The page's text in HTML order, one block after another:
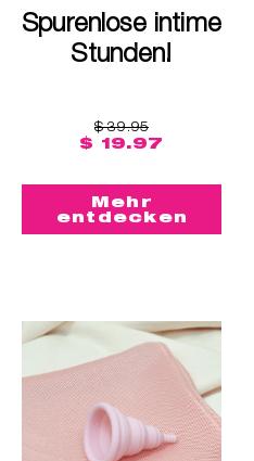
Spurenlose intime
Stunden!
$ 39.95
$ 19.97
Mehr
entdecken